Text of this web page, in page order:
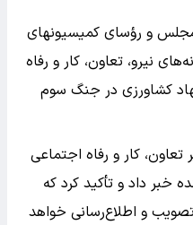
و رؤسای کمیسیونهای
نیرو، تعاون، کار و رفاه
کشاورزی در جنگ سوم
کار و رفاه اجتماعی
خبر داد و تأکید کرد که
و اطلاع‌رسانی خواهد